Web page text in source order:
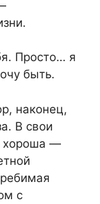
Просто… я
быть.
наконец,
В свои
хороша —
с